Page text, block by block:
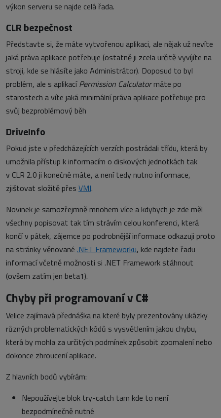
výkon serveru se najde celá řada.
CLR bezpečnost
Představte si, že máte vytvořenou aplikaci, ale nějak už nevíte
jaká práva aplikace potřebuje (ostatně ji zcela určitě vyvíjíte na
stroji, kde se hlásíte jako Administrátor). Doposud to byl
problém, ale s aplikacíPermission Calculatormáte po
starostech a víte jaká minimální práva aplikace potřebuje pro
svůj bezproblémový běh
DriveInfo
Pokud jste v předcházejících verzích postrádali třídu, která by
umožnila přístup k informacím o diskových jednotkách tak
v CLR 2.0 ji konečně máte, a není tedy nutno informace,
zjištovat složitě přes VMI.
Novinek je samozřejmně mnohem více a kdybych je zde měl
všechny popisovat tak tím strávím celou konferenci, která
končí v pátek, zájemce po podrobnější informace odkazuji proto
na stránky věnované .NET Frameworku, kde najdete řadu
informací včetně možnosti si .NET Framework stáhnout
(ovšem zatím jen beta1).
Chyby při programovaní v C#
Velice zajímavá přednáška na které byly prezentovány ukázky
různých problematických kódů s vysvětlením jakou chybu,
která by mohla za určitých podmínek způsobit zpomalení nebo
dokonce zhroucení aplikace.
Z hlavních bodů vybírám:
Nepoužívejte blok try-catch tam kde to není
bezpodmínečně nutné